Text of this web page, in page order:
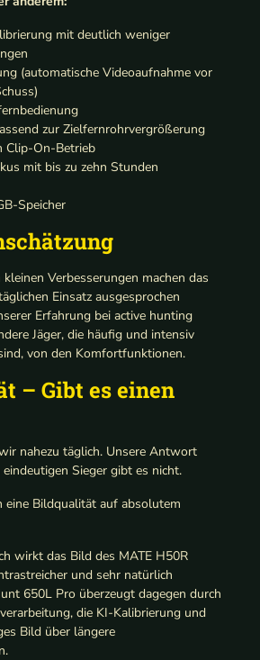
mit deutlich weniger
(automatische Videoaufnahme vor
zur Zielfernrohrvergrößerung
Clip-On-Betrieb
mit bis zu zehn Stunden
Speicher
kleinen Verbesserungen machen das
Einsatz ausgesprochen
Erfahrung bei active hunting
Jäger, die häufig und intensiv
von den Komfortfunktionen.
– Gibt es einen
nahezu täglich. Unsere Antwort
Sieger gibt es nicht.
eine Bildqualität auf absolutem
wirkt das Bild des MATE H50R
und sehr natürlich
650L Pro überzeugt dagegen durch
die KI-Kalibrierung und
Bild über längere